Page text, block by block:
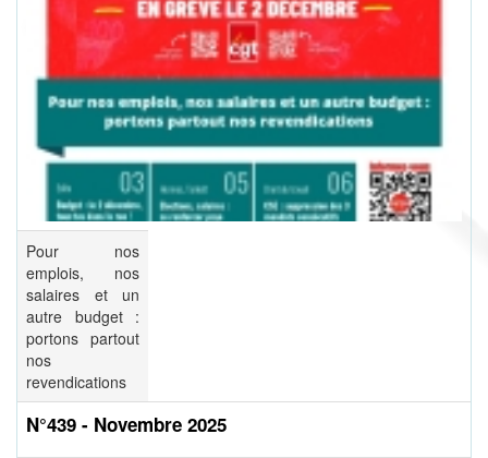
Pour nos
emplois, nos
salaires et un
autre budget :
portons partout
nos
revendications
N°439 - Novembre 2025